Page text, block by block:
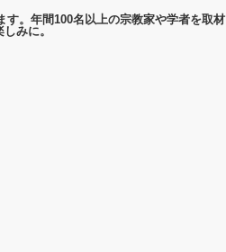
。年間100名以上の宗教家や学者を取材
みに。